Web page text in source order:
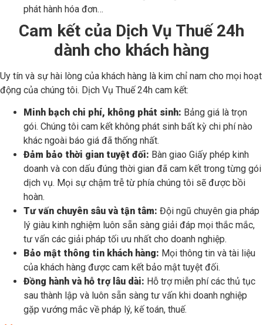
phát hành hóa đơn…
Cam kết của Dịch Vụ Thuế 24h
dành cho khách hàng
Uy tín và sự hài lòng của khách hàng là kim chỉ nam cho mọi hoạt
động của chúng tôi. Dịch Vụ Thuế 24h cam kết:
Minh bạch chi phí, không phát sinh: Bảng giá là trọn
gói. Chúng tôi cam kết không phát sinh bất kỳ chi phí nào
khác ngoài báo giá đã thống nhất.
Đảm bảo thời gian tuyệt đối: Bàn giao Giấy phép kinh
doanh và con dấu đúng thời gian đã cam kết trong từng gói
dịch vụ. Mọi sự chậm trễ từ phía chúng tôi sẽ được bồi
hoàn.
Tư vấn chuyên sâu và tận tâm: Đội ngũ chuyên gia pháp
lý giàu kinh nghiệm luôn sẵn sàng giải đáp mọi thắc mắc,
tư vấn các giải pháp tối ưu nhất cho doanh nghiệp.
Bảo mật thông tin khách hàng: Mọi thông tin và tài liệu
của khách hàng được cam kết bảo mật tuyệt đối.
Đồng hành và hỗ trợ lâu dài: Hỗ trợ miễn phí các thủ tục
sau thành lập và luôn sẵn sàng tư vấn khi doanh nghiệp
gặp vướng mắc về pháp lý, kế toán, thuế.